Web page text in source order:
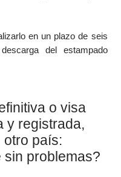
en un plazo de seis
del estampado
o visa
y registrada,
otro país:
problemas?